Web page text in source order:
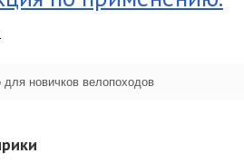
новичков велопоходов